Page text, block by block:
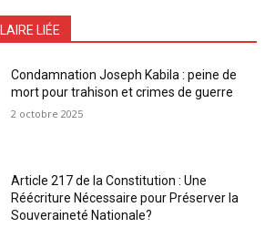
LIÉE
Condamnation Joseph Kabila : peine de
mort pour trahison et crimes de guerre
2 octobre 2025
Article 217 de la Constitution : Une
Réécriture Nécessaire pour Préserver la
Souveraineté Nationale?